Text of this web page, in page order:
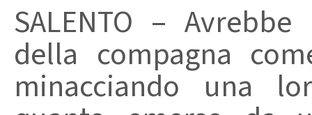
SALENTO –
della compagna
minacciando una